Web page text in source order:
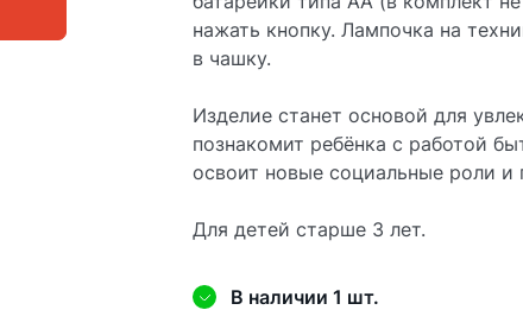
нажать кнопку. Лампочка на
в чашку.
Изделие станет основой для
познакомит ребёнка с работой
освоит новые социальные роли и
Для детей старше 3 лет.
В наличии 1 шт.